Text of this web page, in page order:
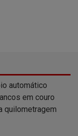
automático
em couro
quilometragem